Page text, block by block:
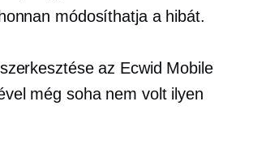
módosíthatja a hibát.
az Ecwid Mobile
még soha nem volt ilyen